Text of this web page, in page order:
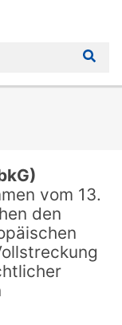
vom 13.
den